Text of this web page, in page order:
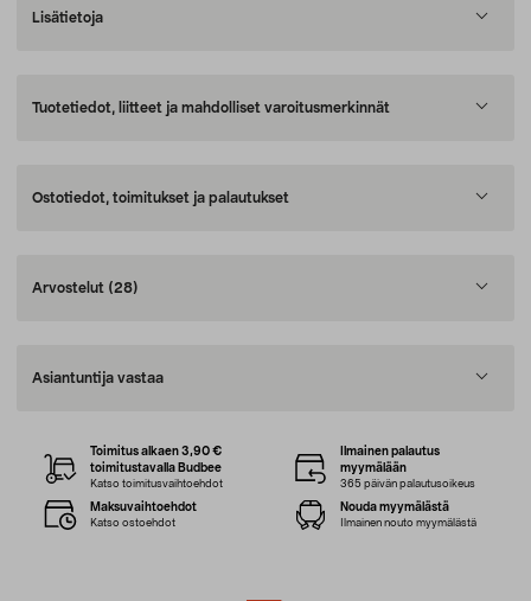
Lisätietoja
Tuotetiedot, liitteet ja mahdolliset varoitusmerkinnät
Ostotiedot, toimitukset ja palautukset
Arvostelut (28)
Asiantuntija vastaa
Toimitus alkaen 3,90 €
toimitustavalla Budbee
Katso toimitusvaihtoehdot
Ilmainen palautus
myymälään
365 päivän palautusoikeus
Maksuvaihtoehdot
Katso ostoehdot
Nouda myymälästä
Ilmainen nouto myymälästä